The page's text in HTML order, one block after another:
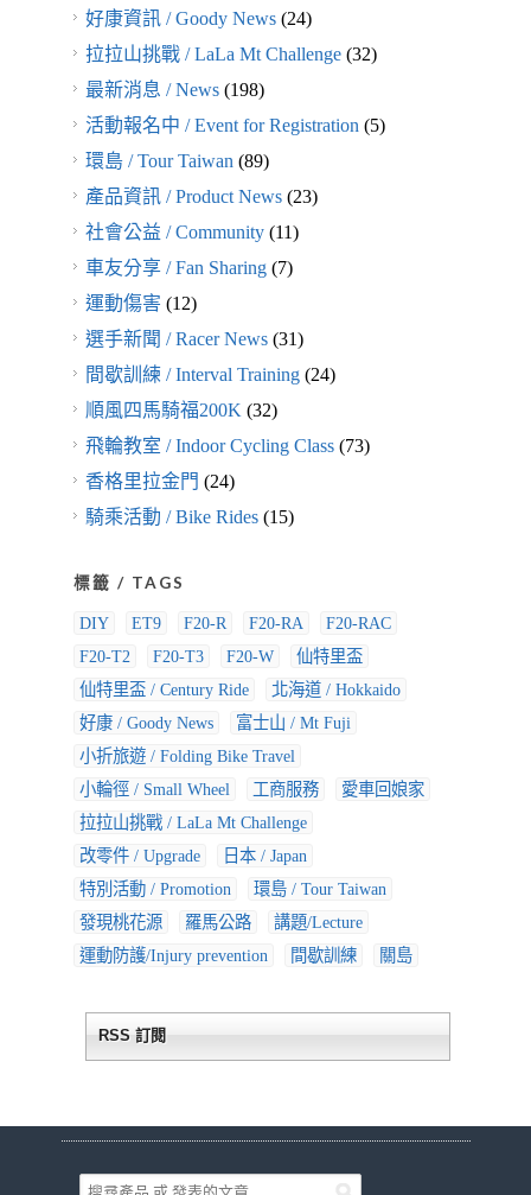
好康資訊 / Goody News(24)
拉拉山挑戰 / LaLa Mt Challenge(32)
最新消息 / News(198)
活動報名中 / Event for Registration(5)
環島 / Tour Taiwan(89)
產品資訊 / Product News(23)
社會公益 / Community(11)
車友分享 / Fan Sharing(7)
運動傷害(12)
選手新聞 / Racer News(31)
間歇訓練 / Interval Training(24)
順風四馬騎福200K(32)
飛輪教室 / Indoor Cycling Class(73)
香格里拉金門 (24)
騎乘活動 / Bike Rides(15)
標籤 / TAGS
DIY ET9 F20-R F20-RA
F20-RAC
F20-T2
F20-T3 F20-W
仙特里盃
仙特里盃 / Century Ride
北海道 / Hokkaido
好康 / Goody News
富士山 / Mt Fuji
小折旅遊 / Folding Bike Travel
小輪徑 / Small Wheel
工商服務
愛車回娘家
拉拉山挑戰 / LaLa Mt Challenge
改零件 / Upgrade
日本 / Japan
特別活動 / Promotion
環島 / Tour Taiwan
發現桃花源
羅馬公路
講題/Lecture
運動防護/Injury prevention
間歇訓練 關島
RSS 訂閱